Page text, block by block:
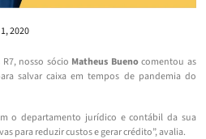
2020
nosso sócio Matheus Buenocomentou as
salvar caixa em tempos de pandemia do
o departamento jurídico e contábil da sua
para reduzir custos e gerar crédito”, avalia.